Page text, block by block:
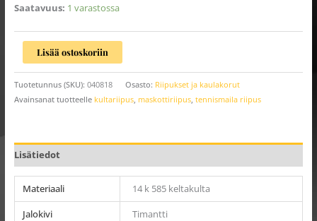
Saatavuus: 1 varastossa
Lisää ostoskoriin
Tuotetunnus (SKU): 040818 Osasto: Riipukset ja kaulakorut
Avainsanat tuotteelle kultariipus, maskottiriipus, tennismaila riipus
Lisätiedot
Materiaali
14 k 585 keltakulta
Jalokivi
Timantti